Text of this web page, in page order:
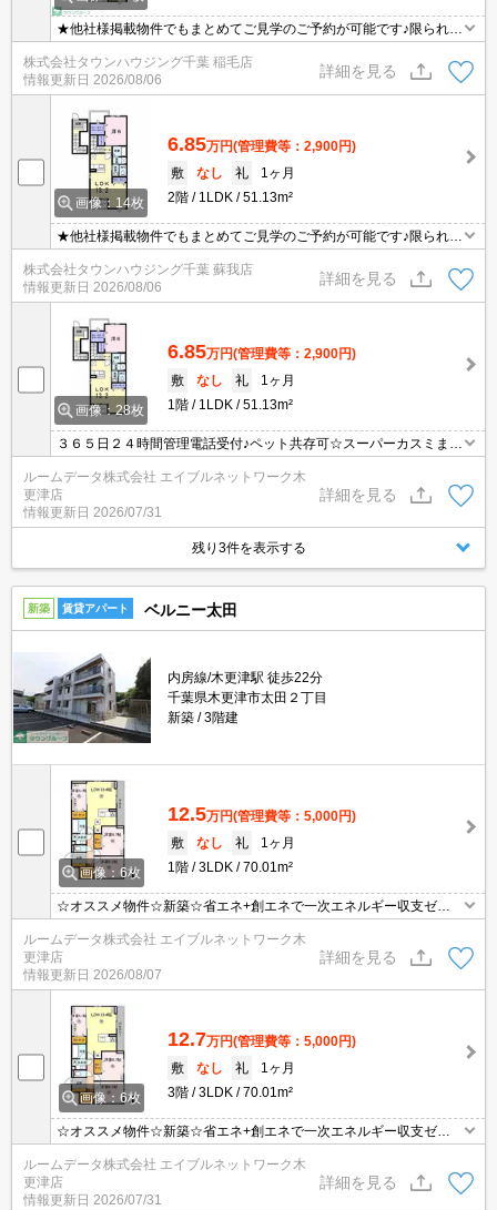
★他社様掲載物件でもまとめてご見学のご予約が可能です♪限られた
お時間の中で効率よくお部屋探しができるようにお手伝いさせてい
ただきます！お気軽にお問合せ下さい♪
株式会社タウンハウジング千葉 稲毛店
情報更新日 2026/08/06
詳細を見る
画像：14枚
6.85万円(管理費等：2,900円)
敷
なし 礼
1ヶ月
2階
1LDK 51.13m²
★他社様掲載物件でもまとめてご見学のご予約が可能です♪限られた
お時間の中で効率よくお部屋探しができるようにお手伝いさせてい
ただきます！お気軽にお問合せ下さい♪
株式会社タウンハウジング千葉 蘇我店
情報更新日 2026/08/06
詳細を見る
画像：28枚
6.85万円(管理費等：2,900円)
敷
なし 礼
1ヶ月
1階
1LDK 51.13m²
３６５日２４時間管理電話受付♪ペット共存可☆スーパーカスミまで
５５０ｍ！毎月の家賃クレジットカードで簡単お支払い可能！☆お
部屋探しは仲介実績！賃貸物件数！最大手のエイブルネットワーク
木更津店０４３８(２０)２２０８へGO！(^^♪
ルームデータ株式会社 エイブルネットワーク木
更津店
情報更新日 2026/07/31
詳細を見る
残り3件を表示する
新築 賃貸アパート ベルニー太田
内房線/木更津駅 徒歩22分
千葉県木更津市太田２丁目
新築
3階建
画像：6枚
12.5万円(管理費等：5,000円)
敷
なし 礼
1ヶ月
1階
3LDK 70.01m²
☆オススメ物件☆新築☆省エネ+創エネで一次エネルギー収支ゼロ
を目指すZEH-M物件！ペット飼養可（小型犬または猫2匹まで）！
全室エアコン☆タッチレス水栓☆エアイー導入☆宅配BOXあり☆お
部屋探しは☆仲介実績！賃貸物件取扱数！最大手のエイブルネット
ワーク木更津店0438(20)2208へGO！(^^♪
ルームデータ株式会社 エイブルネットワーク木
更津店
情報更新日 2026/08/07
詳細を見る
画像：6枚
12.7万円(管理費等：5,000円)
敷
なし 礼
1ヶ月
3階
3LDK 70.01m²
☆オススメ物件☆新築☆省エネ+創エネで一次エネルギー収支ゼロ
を目指すZEH-M物件！ペット飼養可（小型犬または猫2匹まで）！
全室エアコン☆タッチレス水栓☆エアイー導入☆宅配BOXあり☆お
部屋探しは☆仲介実績！賃貸物件取扱数！最大手のエイブルネット
ワーク木更津店0438(20)2208へGO！(^^♪
ルームデータ株式会社 エイブルネットワーク木
更津店
情報更新日 2026/07/31
詳細を見る